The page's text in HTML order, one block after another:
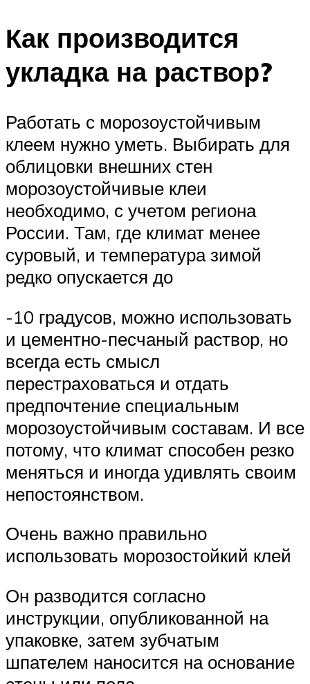
Как производится
укладка на раствор?
Работать с морозоустойчивым
клеем нужно уметь. Выбирать для
облицовки внешних стен
морозоустойчивые клеи
необходимо, с учетом региона
России. Там, где климат менее
суровый, и температура зимой
редко опускается до
-10 градусов, можно использовать
и цементно-песчаный раствор, но
всегда есть смысл
перестраховаться и отдать
предпочтение специальным
морозоустойчивым составам. И все
потому, что климат способен резко
меняться и иногда удивлять своим
непостоянством.
Очень важно правильно
использовать морозостойкий клей
Он разводится согласно
инструкции, опубликованной на
упаковке, затем зубчатым
шпателем наносится на основание